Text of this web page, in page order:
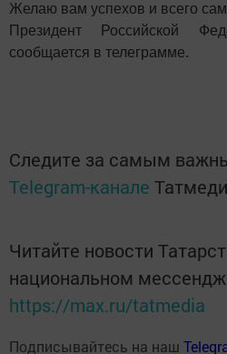
Желаю вам успехов и всего
Президент Российской
сообщается в телеграмме.
Следите за самым
Telegram-канале
Читайте новости
национальном
https://max.ru/tatmedia
Подписывайтесь на наш